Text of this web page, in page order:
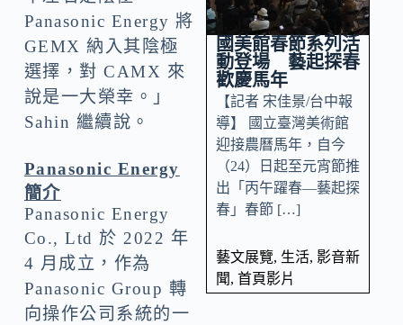
Panasonic Energy 將
GEMX 納入其陰極
選擇，對 CAMX 來
說是一大榮幸。」
Sahin 繼續說。
Panasonic Energy
簡介
Panasonic Energy
Co., Ltd 於 2022 年
4 月成立，作為
Panasonic Group 轉
向操作公司系統的一
國美館春節系列活
動登場 藝起探春
歡慶馬年
【記者 宋佳景/台中報
導】 國立臺灣美術館
迎接農曆馬年，自今
（24）日起至元宵節推
出「丙午躍春—藝起探
春」春節 […]
藝文展覽, 生活, 影音新
聞, 首頁影片